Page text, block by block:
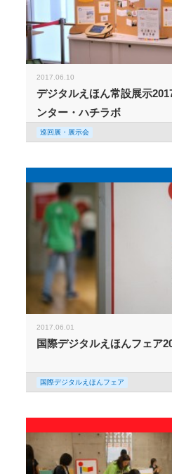
2017.06.10
デジタルえほん常設展示
ンター・ハチラボ
巡回展・展示会
2017.06.01
国際デジタルえほんフェア
国際デジタルえほんフェア